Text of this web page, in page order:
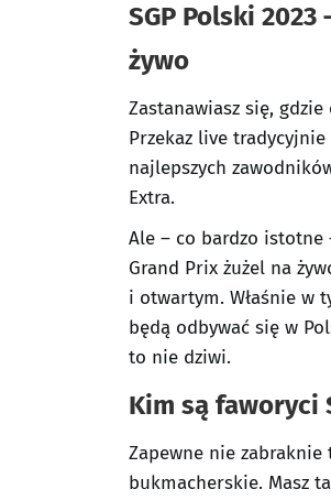
SGP Polski
żywo
Zastanawiasz się,
Przekaz live
najlepszych
Extra.
Ale – co bardzo istotne
Grand Prix żużel na
i otwartym. Właśnie w
będą odbywać się w
to nie dziwi.
Kim są faworyci
Zapewne nie zabraknie
bukmacherskie. Masz